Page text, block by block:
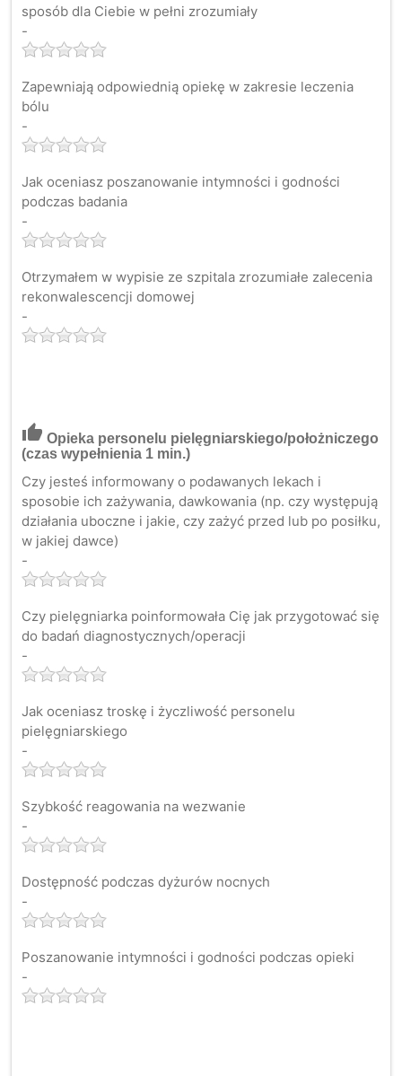
sposób dla Ciebie w pełni zrozumiały
-
Zapewniają odpowiednią opiekę w zakresie leczenia
bólu
-
Jak oceniasz poszanowanie intymności i godności
podczas badania
-
Otrzymałem w wypisie ze szpitala zrozumiałe zalecenia
rekonwalescencji domowej
-
thumb_up Opieka personelu pielęgniarskiego/położniczego
(czas wypełnienia 1 min.)
Czy jesteś informowany o podawanych lekach i
sposobie ich zażywania, dawkowania (np. czy występują
działania uboczne i jakie, czy zażyć przed lub po posiłku,
w jakiej dawce)
-
Czy pielęgniarka poinformowała Cię jak przygotować się
do badań diagnostycznych/operacji
-
Jak oceniasz troskę i życzliwość personelu
pielęgniarskiego
-
Szybkość reagowania na wezwanie
-
Dostępność podczas dyżurów nocnych
-
Poszanowanie intymności i godności podczas opieki
-